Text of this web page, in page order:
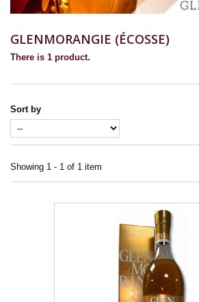
GLENMORANGIE (ÉCOSSE)
There is 1 product.
Sort by
Showing 1 - 1 of 1 item